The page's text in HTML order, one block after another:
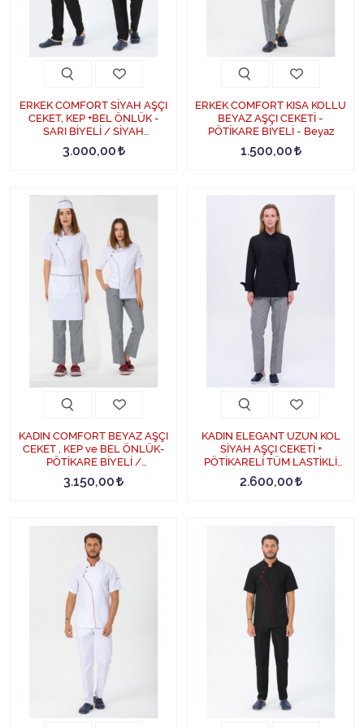
ERKEK COMFORT SİYAH AŞÇI
CEKET, KEP +BEL ÖNLÜK -
SARI BİYELİ / SİYAH
PANTOLON DÖRTLÜ AŞÇI
SET - Siyah
3.000,00
ERKEK COMFORT KISA KOLLU
BEYAZ AŞÇI CEKETİ -
PÖTİKARE BİYELİ - Beyaz
1.500,00
KADIN COMFORT BEYAZ AŞÇI
CEKET , KEP ve BEL ÖNLÜK-
PÖTİKARE BİYELİ /
PÖTİKARELİ PANTOLON
DÖRTLÜ SET - Beyaz
3.150,00
KADIN ELEGANT UZUN KOL
SİYAH AŞÇI CEKETİ +
PÖTİKARELİ TÜM LASTİKLİ
AŞÇI PANTOLON İKİLİ TAKIM -
Siyah
2.600,00